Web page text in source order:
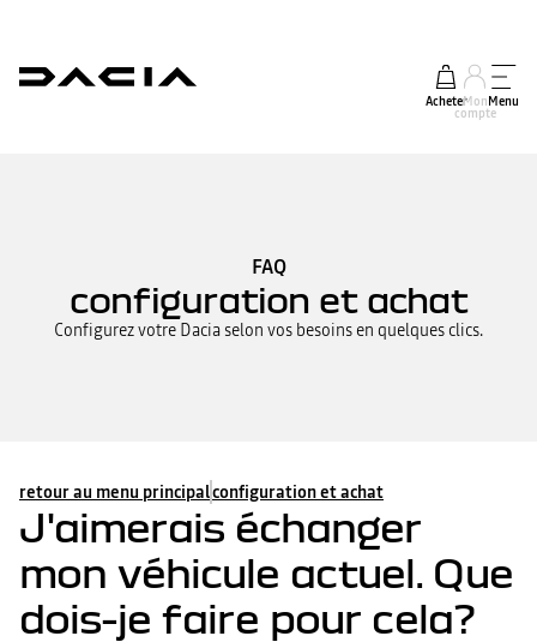
AcheterMon
compte
Menu
FAQ
configuration et achat
Configurez votre Dacia selon vos besoins en quelques clics.
retour au menu principalconfiguration et achat
J'aimerais échanger
mon véhicule actuel. Que
dois-je faire pour cela?